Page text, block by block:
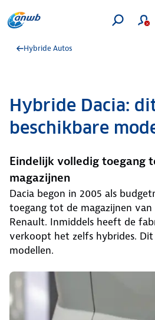
Hybride Autos
Hybride Dacia:
beschikbare
Eindelijk volledig toegang
magazijnen
Dacia begon in 2005 als
toegang tot de magazijnen
Renault. Inmiddels heeft de
verkoopt het zelfs hybrides.
modellen.